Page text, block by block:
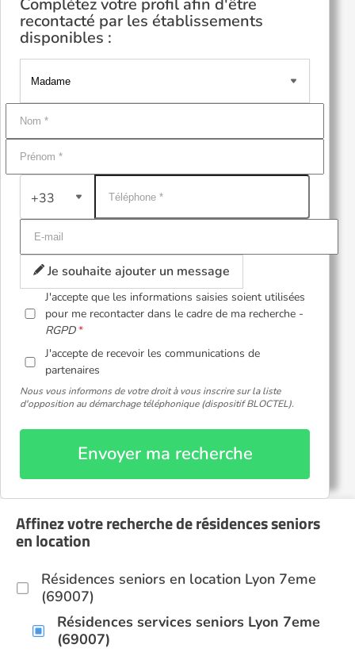
Complétez votre profil afin d'être
recontacté par les établissements
disponibles :
+33
Je souhaite ajouter un message
J'accepte que les informations saisies soient utilisées
pour me recontacter dans le cadre de ma recherche -
RGPD
J'accepte de recevoir les communications de
partenaires
Nous vous informons de votre droit à vous inscrire sur la liste
d'opposition au démarchage téléphonique (dispositif BLOCTEL).
Envoyer ma recherche
Affinez votre recherche de résidences seniors
en location
Résidences seniors en location Lyon 7eme
(69007)
Résidences services seniors Lyon 7eme
(69007)